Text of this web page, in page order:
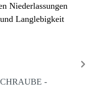
Niederlassungen
Langlebigkeit
-